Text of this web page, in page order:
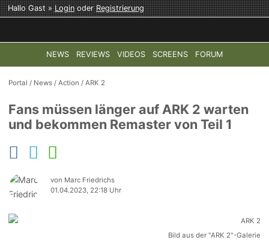
Hallo Gast »LoginoderRegistrierung
NEWS REVIEWS VIDEOS SCREENS FORUM
TOP-THEMEN: COD: MODERN WARFARE 4 HALO:
Portal / News /Action /ARK 2
Fans müssen länger auf ARK 2 warten
und bekommen Remaster von Teil 1
von Marc Friedrichs
01.04.2023, 22:18 Uhr
Bild aus der "ARK 2"-Galerie